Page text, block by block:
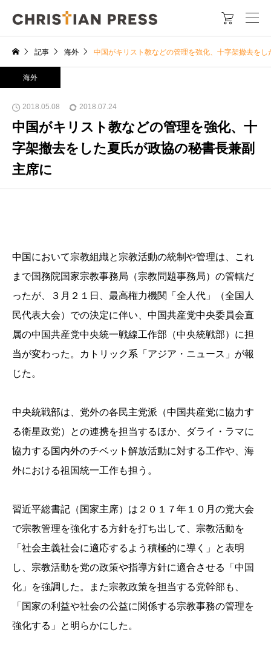

記事 海外 中国がキリスト教などの管理を強化、十字架撤去を
海外
2018.05.08 2018.07.24
中国がキリスト教などの管理を強化、十
字架撤去をした夏氏が政協の秘書長兼副
主席に
中国において宗教組織と宗教活動の統制や管理は、これ
まで国務院国家宗教事務局（宗教問題事務局）の管轄だ
ったが、３月２１日、最高権力機関「全人代」（全国人
民代表大会）での決定に伴い、中国共産党中央委員会直
属の中国共産党中央統一戦線工作部（中央統戦部）に担
当が変わった。カトリック系「アジア・ニュース」が報
じた。
中央統戦部は、党外の各民主党派（中国共産党に協力す
る衛星政党）との連携を担当するほか、ダライ・ラマに
協力する国内外のチベット解放活動に対する工作や、海
外における祖国統一工作も担う。
習近平総書記（国家主席）は２０１７年１０月の党大会
で宗教管理を強化する方針を打ち出して、宗教活動を
「社会主義社会に適応するよう積極的に導く」と表明
し、宗教活動を党の政策や指導方針に適合させる「中国
化」を強調した。また宗教政策を担当する党幹部も、
「国家の利益や社会の公益に関係する宗教事務の管理を
強化する」と明らかにした。